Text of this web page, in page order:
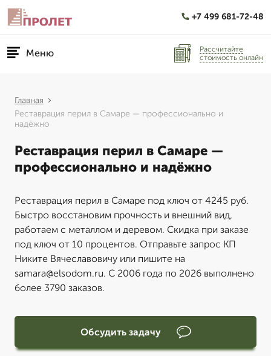
+7 499 681-72-48
Меню
Рассчитайте
стоимость онлайн
Главная
Реставрация перил в Самаре — профессионально и
надёжно
Реставрация перил в Самаре —
профессионально и надёжно
Реставрация перил в Самаре под ключ от 4245 руб.
Быстро восстановим прочность и внешний вид,
работаем с металлом и деревом. Скидка при заказе
под ключ от 10 процентов. Отправьте запрос КП
Никите Вячеславовичу или пишите на
samara@elsodom.ru. С 2006 года по 2026 выполнено
более 3790 заказов.
Обсудить задачу